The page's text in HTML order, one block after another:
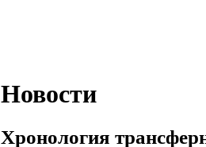
Новости
Хронология